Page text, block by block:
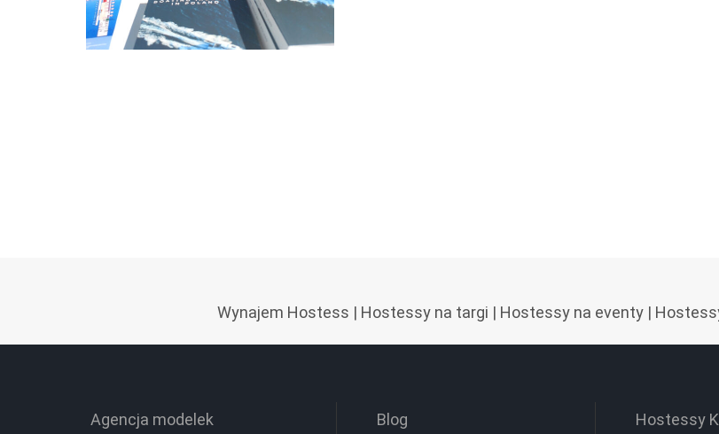
HOSTESSY TARGI
POLBOAT
YACHTING
Wynajem Hostess | Hostessy na targi | Hostessy na eventy|
Agencja modelek
Blog
Hostessy